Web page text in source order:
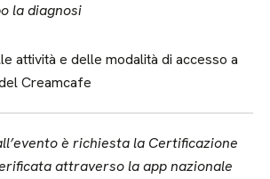
la diagnosi
attività e delle modalità di accesso a
Creamcafe
è richiesta la Certificazione
attraverso la app nazionale